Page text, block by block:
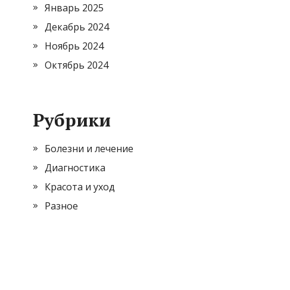
Январь 2025
Декабрь 2024
Ноябрь 2024
Октябрь 2024
Рубрики
Болезни и лечение
Диагностика
Красота и уход
Разное